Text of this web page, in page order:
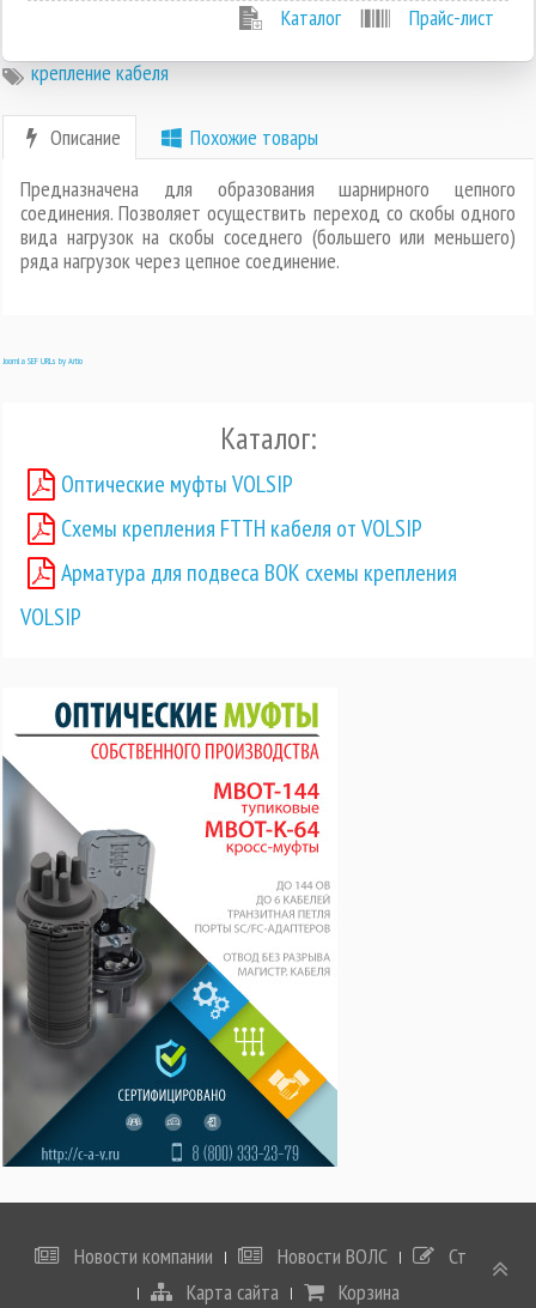
Каталог
Прайс-лист
крепление кабеля
Описание
Похожие товары
Предназначена для образования шарнирного цепного
соединения. Позволяет осуществить переход со скобы одного
вида нагрузок на скобы соседнего (большего или меньшего)
ряда нагрузок через цепное соединение.
Joomla SEF URLs by Artio
Каталог:
Оптические муфты VOLSIP
Схемы крепления FTTH кабеля от VOLSIP
Арматура для подвеса ВОК схемы крепления
VOLSIP
Новости компании Новости ВОЛС
Статьи
Карта сайта
Корзина